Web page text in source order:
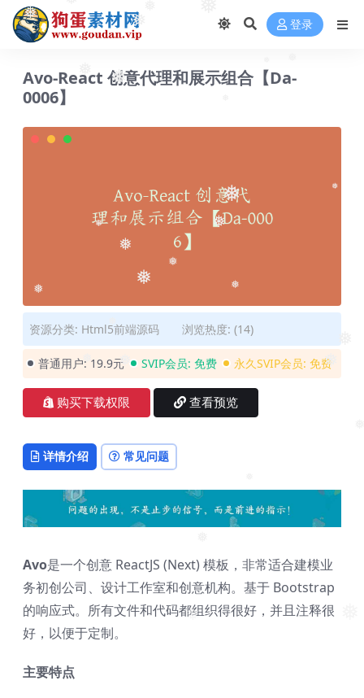
❅
❅
❅
❅
❅
❅
❅
❅
❅
❅
❅
❅ ❅
❅ ❅
❅
❅ 登录
Avo-React 创意代理和展示组合【Da-
0006】
资源分类: Html5前端源码 浏览热度: (14)
普通用户: 19.9元 SVIP会员: 免费 永久SVIP会员: 免费
购买下载权限 查看预览
详情介绍 常见问题
Avo是一个创意 ReactJS (Next) 模板，非常适合建模业
务初创公司、设计工作室和创意机构。基于 Bootstrap
的响应式。所有文件和代码都组织得很好，并且注释很
好，以便于定制。
主要特点